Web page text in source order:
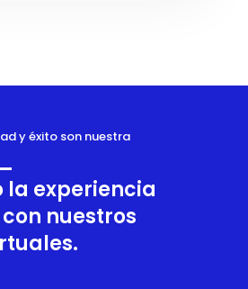
y éxito son nuestra
la experiencia
nuestros